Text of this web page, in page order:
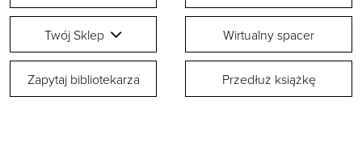
Twój Sklep Wirtualny spacer
Zapytaj bibliotekarza Przedłuż książkę